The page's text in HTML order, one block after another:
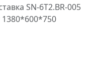
SN-6T2.BR-005